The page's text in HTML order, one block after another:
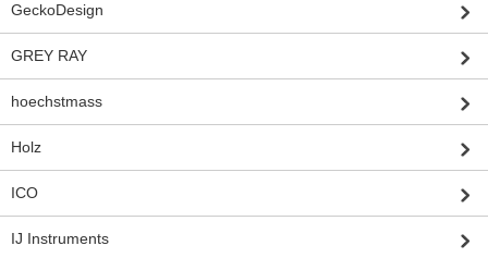
GeckoDesign
GREY RAY
hoechstmass
Holz
ICO
IJ Instruments